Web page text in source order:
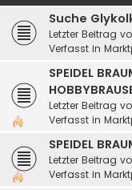
Suche
Letzter Beitrag
Verfasst in
SPEIDEL
Letzter Beitrag
Verfasst in
SPEIDEL
Letzter Beitrag
Verfasst in